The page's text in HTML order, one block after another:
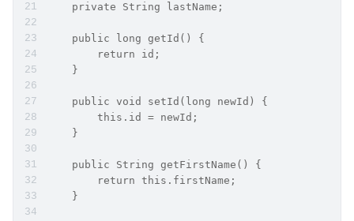
    private String lastName;
    public long getId() {
        return id;
    }
    public void setId(long newId) {
        this.id = newId;
    }
    public String getFirstName() {
        return this.firstName;
    }